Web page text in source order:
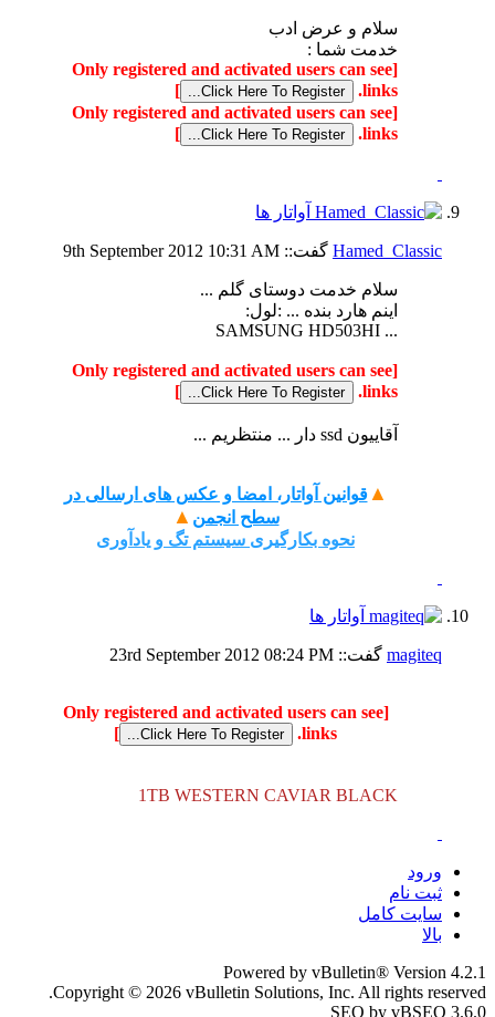
سلام و عرض ادب
خدمت شما :
[Only registered and activated users can see
links.
]
[Only registered and activated users can see
links.
]
Hamed_Classic گفت:: 9th September 2012 10:31 AM
سلام خدمت دوستای گلم ...
اینم هارد بنده ... :لول:
... SAMSUNG HD503HI
[Only registered and activated users can see
links.
]
آقاییون ssd دار ... منتظریم ...
▲قوانین آواتار، امضا و عکس های ارسالی در
سطح انجمن ▲
نحوه بکارگیری سیستم تگ و یادآوری
magiteq گفت:: 23rd September 2012 08:24 PM
[Only registered and activated users can see
links.
]
1TB WESTERN CAVIAR BLACK
ورود
ثبت نام
سایت کامل
بالا
Powered by vBulletin® Version 4.2.1
Copyright © 2026 vBulletin Solutions, Inc. All rights reserved.
SEO by vBSEO 3.6.0